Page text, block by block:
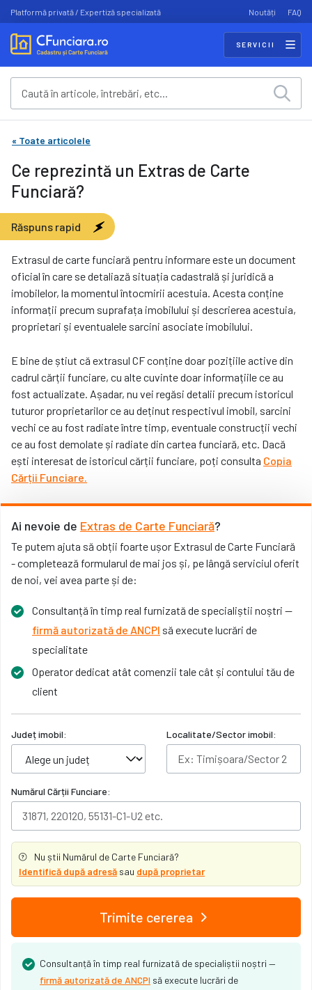
Platformă privată / Expertiză specializată Noutăți FAQ
SERVICII
« Toate articolele
Ce reprezintă un Extras de Carte
Funciară?
Răspuns rapid
Extrasul de carte funciară pentru informare este un document
oficial în care se detaliază situația cadastrală și juridică a
imobilelor, la momentul întocmirii acestuia. Acesta conține
informații precum suprafața imobilului și descrierea acestuia,
proprietari și eventualele sarcini asociate imobilului.
E bine de știut că extrasul CF conține doar pozițiile active din
cadrul cărții funciare, cu alte cuvinte doar informațiile ce au
fost actualizate. Așadar, nu vei regăsi detalii precum istoricul
tuturor proprietarilor ce au deținut respectivul imobil, sarcini
vechi ce au fost radiate între timp, eventuale construcții vechi
ce au fost demolate și radiate din cartea funciară, etc. Dacă
ești interesat de istoricul cărții funciare, poți consulta Copia
Cărții Funciare.
Ai nevoie de Extras de Carte Funciară?
Te putem ajuta să obții foarte ușor Extrasul de Carte Funciară
- completează formularul de mai jos și, pe lângă serviciul oferit
de noi, vei avea parte și de:
Consultanță în timp real furnizată de specialiștii noștri —
firmă autorizată de ANCPI să execute lucrări de
specialitate
Operator dedicat atât comenzii tale cât și contului tău de
client
Județ imobil: Localitate/Sector imobil:
Numărul Cărții Funciare:
Nu știi Numărul de Carte Funciară?
Identifică după adresă sau după proprietar
Trimite cererea
Consultanță în timp real furnizată de specialiștii noștri —
firmă autorizată de ANCPI să execute lucrări de